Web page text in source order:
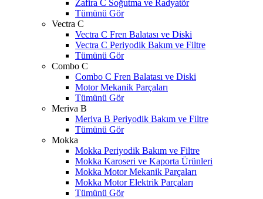
Zafira C Soğutma ve Radyatör
Tümünü Gör
Vectra C
Vectra C Fren Balatası ve Diski
Vectra C Periyodik Bakım ve Filtre
Tümünü Gör
Combo C
Combo C Fren Balatası ve Diski
Motor Mekanik Parçaları
Tümünü Gör
Meriva B
Meriva B Periyodik Bakım ve Filtre
Tümünü Gör
Mokka
Mokka Periyodik Bakım ve Filtre
Mokka Karoseri ve Kaporta Ürünleri
Mokka Motor Mekanik Parçaları
Mokka Motor Elektrik Parçaları
Tümünü Gör